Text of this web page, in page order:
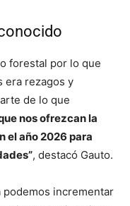
forestal por lo que
era rezagos y
de lo que
nos ofrezcan la
el año 2026 para
, destacó Gauto.
podemos incrementar